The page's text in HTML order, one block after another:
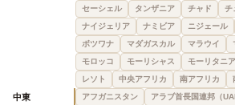
セーシェル
タンザニア チャド チ
ナイジェリア
ナミビア ニジェール
ボツワナ
マダガスカル マラウイ
モロッコ
モーリシャス モーリタニア
レソト
中央アフリカ 南アフリカ
中東 アフガニスタン アラブ首長国連邦（